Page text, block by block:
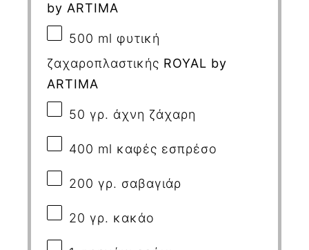
by ARTIMA
500 ml φυτική
ζαχαροπλαστικής ROYAL by
ARTIMA
50 γρ. άχνη ζάχαρη
400 ml καφές εσπρέσο
200 γρ. σαβαγιάρ
20 γρ. κακάο